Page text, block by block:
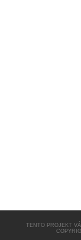
TENTO PROJEKT